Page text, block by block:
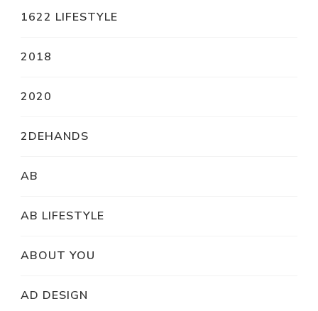
1622 LIFESTYLE
2018
2020
2DEHANDS
AB
AB LIFESTYLE
ABOUT YOU
AD DESIGN